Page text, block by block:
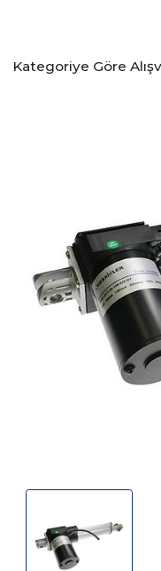
Kategoriye Göre